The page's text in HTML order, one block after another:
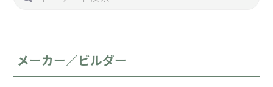
メーカー／ビルダー